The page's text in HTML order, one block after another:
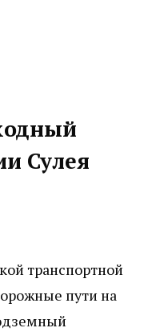
Сулея
транспортной
пути на